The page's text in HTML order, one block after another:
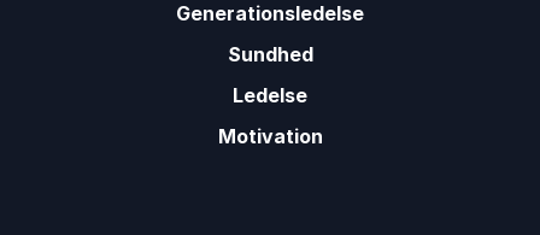
Generationsledelse
Sundhed
Ledelse
Motivation